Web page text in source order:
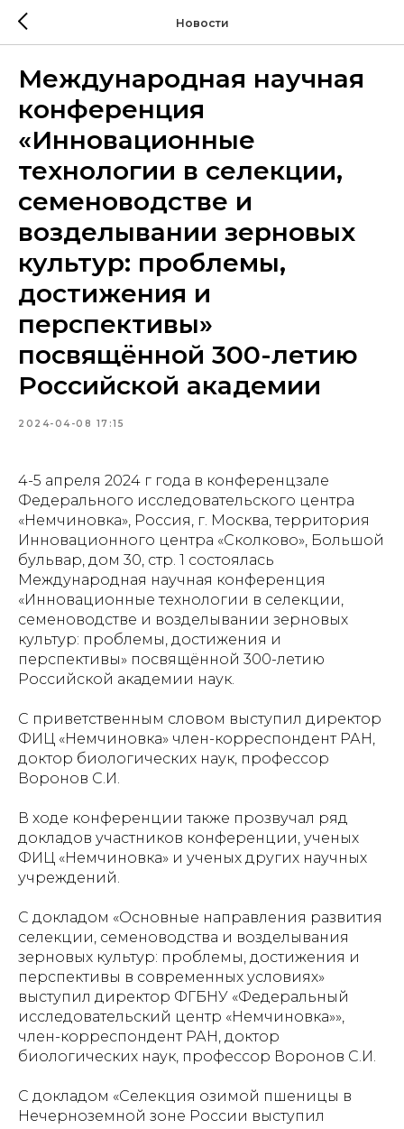
Новости
Международная научная
конференция
«Инновационные
технологии в селекции,
семеноводстве и
возделывании зерновых
культур: проблемы,
достижения и
перспективы»
посвящённой 300-летию
Российской академии
2024-04-08 17:15
4-5 апреля 2024 г года в конференцзале
Федерального исследовательского центра
«Немчиновка», Россия, г. Москва, территория
Инновационного центра «Сколково», Большой
бульвар, дом 30, стр. 1 состоялась
Международная научная конференция
«Инновационные технологии в селекции,
семеноводстве и возделывании зерновых
культур: проблемы, достижения и
перспективы» посвящённой 300-летию
Российской академии наук.
С приветственным словом выступил директор
ФИЦ «Немчиновка» член-корреспондент РАН,
доктор биологических наук, профессор
Воронов С.И.
В ходе конференции также прозвучал ряд
докладов участников конференции, ученых
ФИЦ «Немчиновка» и ученых других научных
учреждений.
С докладом «Основные направления развития
селекции, семеноводства и возделывания
зерновых культур: проблемы, достижения и
перспективы в современных условиях»
выступил директор ФГБНУ «Федеральный
исследовательский центр «Немчиновка»»,
член-корреспондент РАН, доктор
биологических наук, профессор Воронов С.И.
С докладом «Селекция озимой пшеницы в
Нечерноземной зоне России выступил